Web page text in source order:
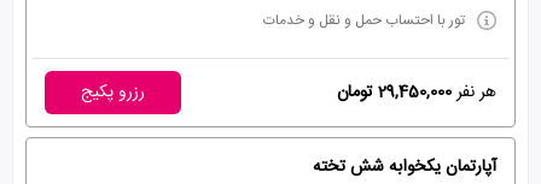
تور با احتساب حمل و نقل و خدمات
هر نفر29,450,000 تومان رزرو پکیج
آپارتمان یکخوابه شش تخته